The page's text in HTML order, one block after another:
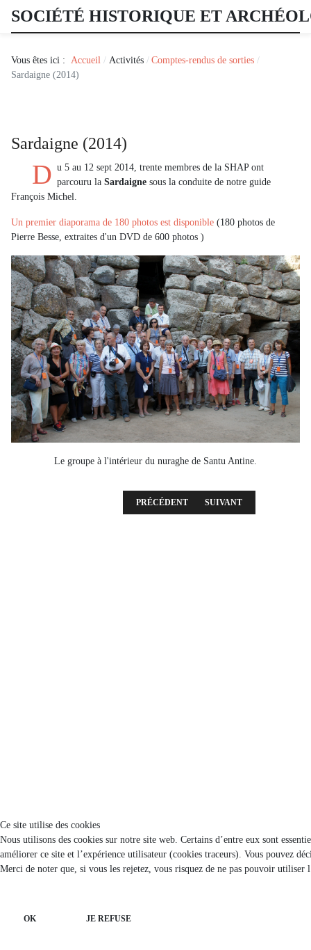
SOCIÉTÉ HISTORIQUE ET
Vous êtes ici : Accueil Activités
Comptes-rendus de sorties
Sardaigne (2014)
Sardaigne (2014)
D u 5 au 12 sept 2014, trente membres de la SHAP ont
parcouru la Sardaigne sous la conduite de notre guide
François Michel.
Un premier diaporama de 180 photos est disponible (180 photos de
Pierre Besse, extraites d'un DVD de 600 photos )
Le groupe à l'intérieur du nuraghe de Santu Antine.
ARTICLE PRÉCÉDENT : PHOTOS DE LA
PRÉCÉDENT ARTICLE SUIVANT :
SUIVANT
Ce site utilise des cookies
Nous utilisons des cookies sur notre site web. Certains d’entre eux sont
améliorer ce site et l’expérience utilisateur (cookies traceurs). Vous pouvez
Merci de noter que, si vous les rejetez, vous risquez de ne pas pouvoir utiliser
OK JE REFUSE